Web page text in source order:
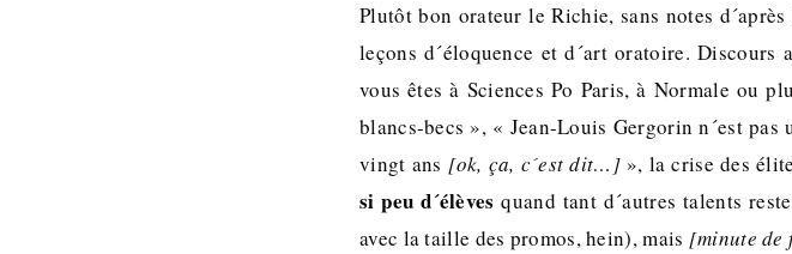
Plutôt bon orateur le Richie, sans notes
leçons d´éloquence et d´art oratoire.
vous êtes à Sciences Po Paris, à Normale ou
blancs-becs », « Jean-Louis Gergorin n´est
vingt ans [ok, ça, c´est dit…]», la crise des
si peu d´élèves quand tant d´autres talents
avec la taille des promos, hein), mais [minute de